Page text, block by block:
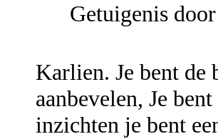
Getuigenis door
Karlien. Je bent de
aanbevelen, Je
inzichten je bent